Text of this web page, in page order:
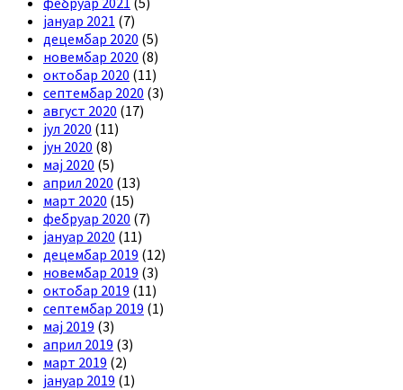
јануар 2021 (7)
децембар 2020 (5)
новембар 2020 (8)
октобар 2020 (11)
септембар 2020 (3)
август 2020 (17)
јул 2020 (11)
јун 2020 (8)
мај 2020 (5)
април 2020 (13)
март 2020 (15)
фебруар 2020 (7)
јануар 2020 (11)
децембар 2019 (12)
новембар 2019 (3)
октобар 2019 (11)
септембар 2019 (1)
мај 2019 (3)
април 2019 (3)
март 2019 (2)
јануар 2019 (1)